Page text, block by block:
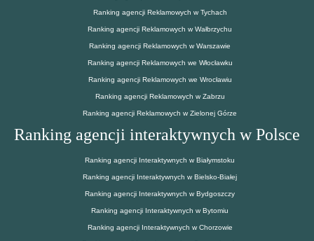
Ranking agencji Reklamowych w Tychach
Ranking agencji Reklamowych w Wałbrzychu
Ranking agencji Reklamowych w Warszawie
Ranking agencji Reklamowych we Włocławku
Ranking agencji Reklamowych we Wrocławiu
Ranking agencji Reklamowych w Zabrzu
Ranking agencji Reklamowych w Zielonej Górze
Ranking agencji interaktywnych w Polsce
Ranking agencji Interaktywnych w Białymstoku
Ranking agencji Interaktywnych w Bielsko-Białej
Ranking agencji Interaktywnych w Bydgoszczy
Ranking agencji Interaktywnych w Bytomiu
Ranking agencji Interaktywnych w Chorzowie